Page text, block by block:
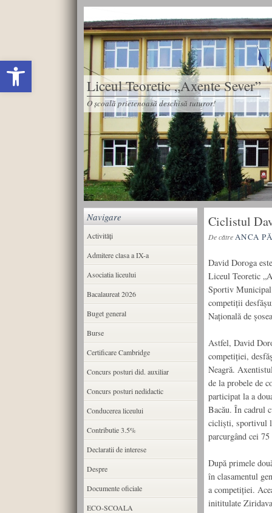
Deschide bara de unelte
Liceul Teoretic „Axente Sever”
O școală prietenoasă deschisă tuturor!
Ciclistul
De cătreANCA
David Doroga
Liceul Teoretic
Sportiv Municipal
competiții
Națională de
Astfel, David
competiției,
Neagră.
de la probele de
participat la a
Bacău. În cadrul
cicliști, sportivul
parcurgând cei
După primele
în clasamentul
a competiției.
inititulate
Navigare
Activități
Admitere clasa a IX-a
Asociatia liceului
Bacalaureat 2026
Buget general
Burse
Certificare Cambridge
Concurs posturi did. auxiliar
Concurs posturi nedidactic
Conducerea liceului
Contributie 3.5%
Declaratii de interese
Despre
Documente oficiale
ECO-SCOALA